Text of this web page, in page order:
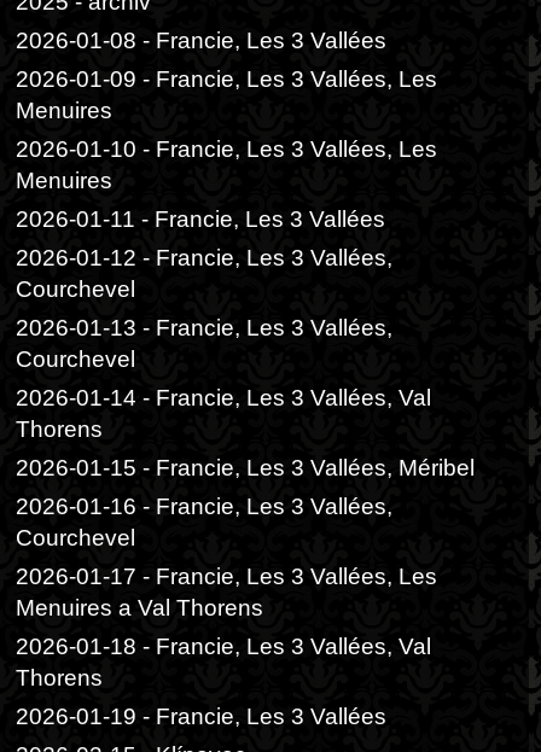
2026-01-08 - Francie, Les 3 Vallées
2026-01-09 - Francie, Les 3 Vallées, Les
Menuires
2026-01-10 - Francie, Les 3 Vallées, Les
Menuires
2026-01-11 - Francie, Les 3 Vallées
2026-01-12 - Francie, Les 3 Vallées,
Courchevel
2026-01-13 - Francie, Les 3 Vallées,
Courchevel
2026-01-14 - Francie, Les 3 Vallées, Val
Thorens
2026-01-15 - Francie, Les 3 Vallées, Méribel
2026-01-16 - Francie, Les 3 Vallées,
Courchevel
2026-01-17 - Francie, Les 3 Vallées, Les
Menuires a Val Thorens
2026-01-18 - Francie, Les 3 Vallées, Val
Thorens
2026-01-19 - Francie, Les 3 Vallées